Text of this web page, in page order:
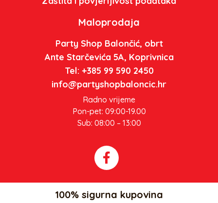
Maloprodaja
Party Shop Balončić, obrt
Ante Starčevića 5A, Koprivnica
Tel: +385 99 590 2450
info@partyshopbaloncic.hr
Radno vrijeme
Pon-pet: 09:00-19.00
Sub: 08:00 – 13:00
100% sigurna kupovina